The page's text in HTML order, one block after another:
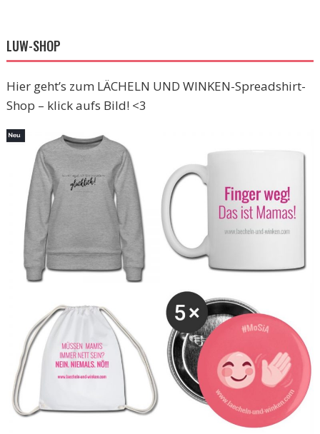
LUW-SHOP
Hier geht’s zum LÄCHELN UND WINKEN-Spreadshirt-
Shop – klick aufs Bild! <3